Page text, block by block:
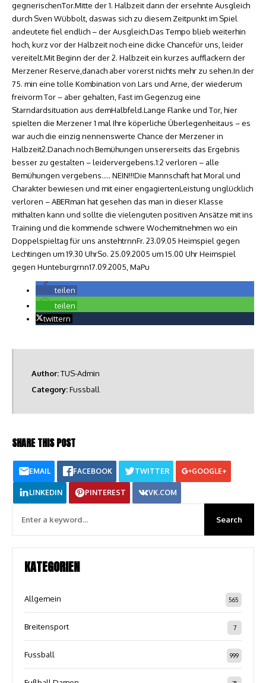
gegnerischenTor.Mitte der 1. Halbzeit dann der ersehnte Ausgleich
durch Sven Wübbolt, daswas sich zu diesem Zeitpunkt im Spiel
andeutete fiel endlich – der Ausgleich.Das Tempo blieb weiterhin
hoch, kurz vor der Halbzeit noch eine dicke Chancefür uns, leider
vereitelt.Mit Beginn der der 2. Halbzeit ein kurzes aufflackern der
Merzener Reserve,danach aber vorerst nichts mehr zu sehen.In der
75. min eine tolle Kombination von Lars und Arne, der wiederum
freivorm Tor – aber gehalten, Fast im Gegenzug eine
Starndardsituation aus demHalbfeld.Lange Flanke und Tor, hier
spielten die Merzener 1 mal Ihre köperliche Überlegenheitaus – es
war auch die einzig nennenswerte Chance der Merzener in
Halbzeit2.Danach noch Bemühungen unsererseits das Ergebnis
besser zu gestalten – leidervergebens.1:2 verloren – alle
Bemühungen vergebens….. NEIN!!!Die Mannschaft hat Moral und
Charakter bewiesen und mit einer engagiertenLeistung unglücklich
verloren – ABERman hat gesehen das man in dieser Klasse
mithalten kann und sollte die vielenguten positiven Ansätze mit ins
Training und die kommende schwere Wochemitnehmen wo ein
Doppelspieltag für uns anstehtrnnFr. 23.09.05 Heimspiel gegen
Lechtingen um 19.30 UhrSo. 25.09.2005 um 15.00 Uhr Heimspiel
gegen Hunteburgrnn17.09.2005, MaPu
teilen
teilen
twittern
Author:TUS-Admin
Category:Fussball
SHARE THIS POST
EMAIL FACEBOOK TWITTER GOOGLE+
LINKEDIN PINTEREST VK.COM
KATEGORIEN
Allgemein 565
Breitensport 7
Fussball 999